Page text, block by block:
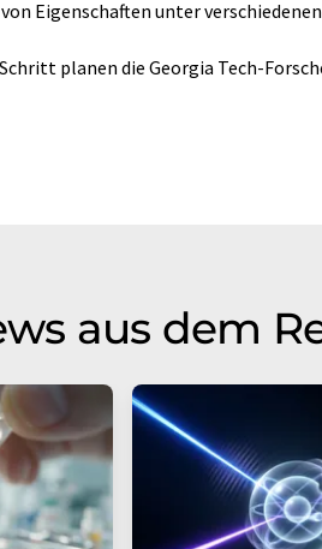
Eigenschaften unter
planen die Georgia Tech-
aus dem